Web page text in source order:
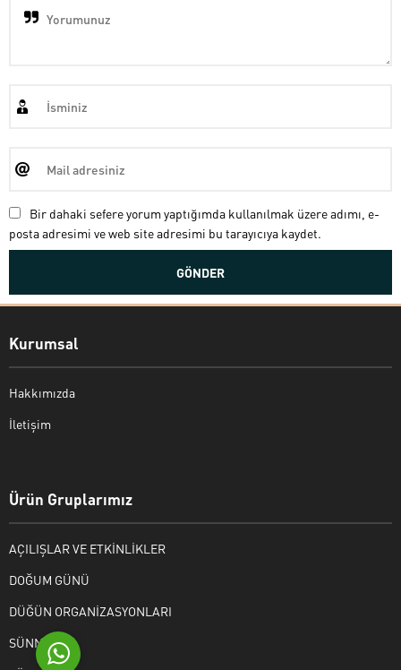
Bir dahaki sefere yorum yaptığımda kullanılmak üzere adımı, e-
posta adresimi ve web site adresimi bu tarayıcıya kaydet.
Kurumsal
Hakkımızda
İletişim
Ürün Gruplarımız
AÇILIŞLAR VE ETKİNLİKLER
DOĞUM GÜNÜ
DÜĞÜN ORGANİZASYONLARI
SÜNNET